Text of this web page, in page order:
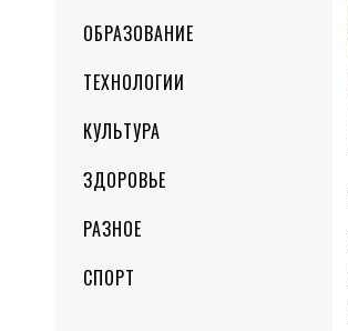
ОБРАЗОВАНИЕ
ТЕХНОЛОГИИ
КУЛЬТУРА
ЗДОРОВЬЕ
РАЗНОЕ
СПОРТ